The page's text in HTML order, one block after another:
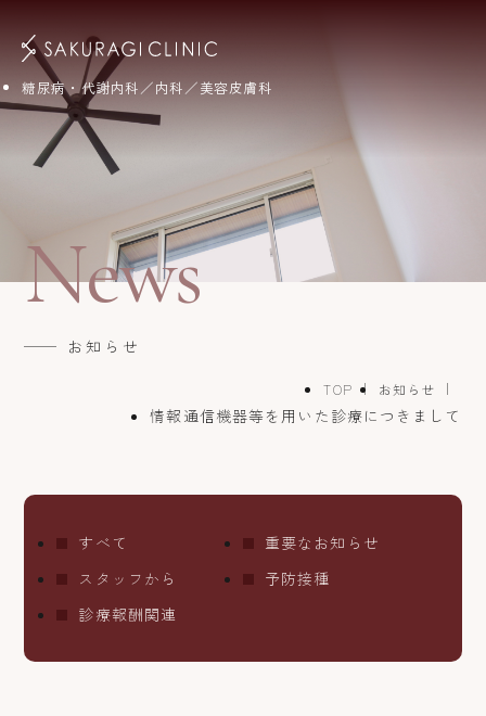
糖尿病・代謝内科／内科／美容皮膚科
News
お知らせ
TOP お知らせ
情報通信機器等を用いた診療につきまして
すべて
重要なお知らせ
スタッフから
予防接種
診療報酬関連